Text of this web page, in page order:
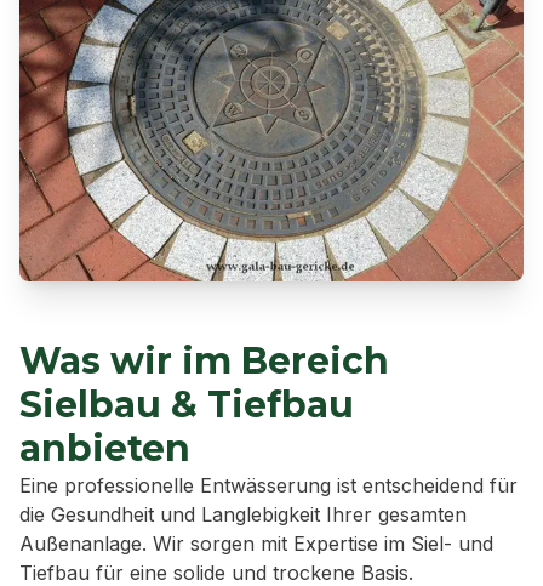
Was wir im Bereich
Sielbau & Tiefbau
anbieten
Eine professionelle Entwässerung ist entscheidend für
die Gesundheit und Langlebigkeit Ihrer gesamten
Außenanlage. Wir sorgen mit Expertise im Siel- und
Tiefbau für eine solide und trockene Basis.